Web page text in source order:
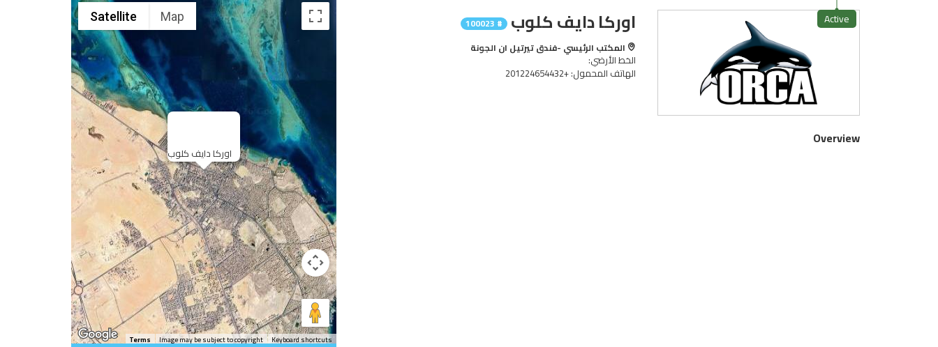
Active اوركا دايف كلوب # 100023
المكتب الرئيسي -فندق تيرتيل ان الجونة
الخط الأرضي:
الهاتف المحمول: +201224654432
Overview
اوركا دايف كلوب
Map
Satellite
Keyboard shortcuts
Image may be subject to copyright
Terms